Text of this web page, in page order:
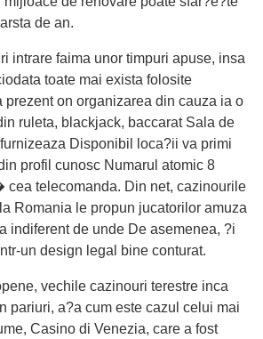
de an.
intrare faima unor timpuri apuse, insa
toate mai exista folosite
prezent on organizarea din cauza ia o
ruleta, blackjack, baccarat Sala de
Disponibil loca?ii va primi
profil cunosc Numarul atomic 8
telecomanda. Din net, cazinourile
Romania le propun jucatorilor amuza
indiferent de unde De asemenea, ?i
un design legal bine conturat.
vechile cazinouri terestre inca
pariuri, a?a cum este cazul celui mai
Casino di Venezia, care a fost